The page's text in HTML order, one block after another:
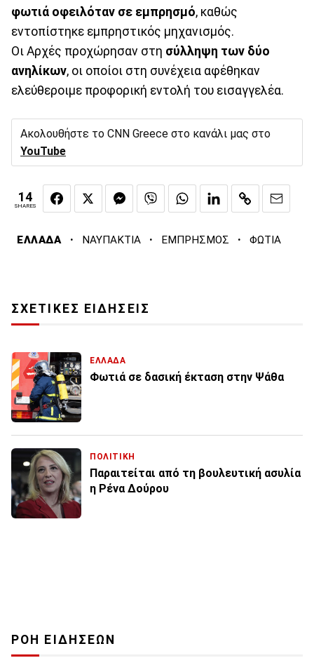
φωτιά οφειλόταν σε εμπρησμό, καθώς
εντοπίστηκε εμπρηστικός μηχανισμός.
Οι Αρχές προχώρησαν στη σύλληψη των δύο
ανηλίκων, οι οποίοι στη συνέχεια αφέθηκαν
ελεύθεροιμε προφορική εντολή του εισαγγελέα.
Ακολουθήστε το CNN Greece στο κανάλι μας στο
YouTube
14
SHARES
ΕΛΛΑΔΑ · ΝΑΥΠΑΚΤΙΑ · ΕΜΠΡΗΣΜΟΣ · ΦΩΤΙΑ
ΣΧΕΤΙΚΕΣ ΕΙΔΗΣΕΙΣ
ΕΛΛΑΔΑ
Φωτιά σε δασική έκταση στην Ψάθα
ΠΟΛΙΤΙΚΗ
Παραιτείται από τη βουλευτική ασυλία
η Ρένα Δούρου
ΡΟΗ ΕΙΔΗΣΕΩΝ